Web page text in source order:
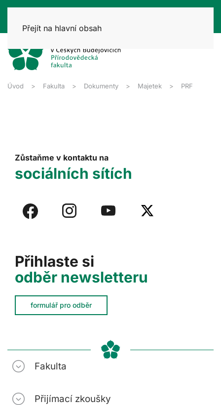
Přejít na hlavní obsah
Úvod Fakulta Dokumenty Majetek PRF
Přihlaste si
odběr newsletteru
formulář pro odběr
Zůstaňme v kontaktu na
sociálních sítích
Fakulta
Přijímací zkoušky